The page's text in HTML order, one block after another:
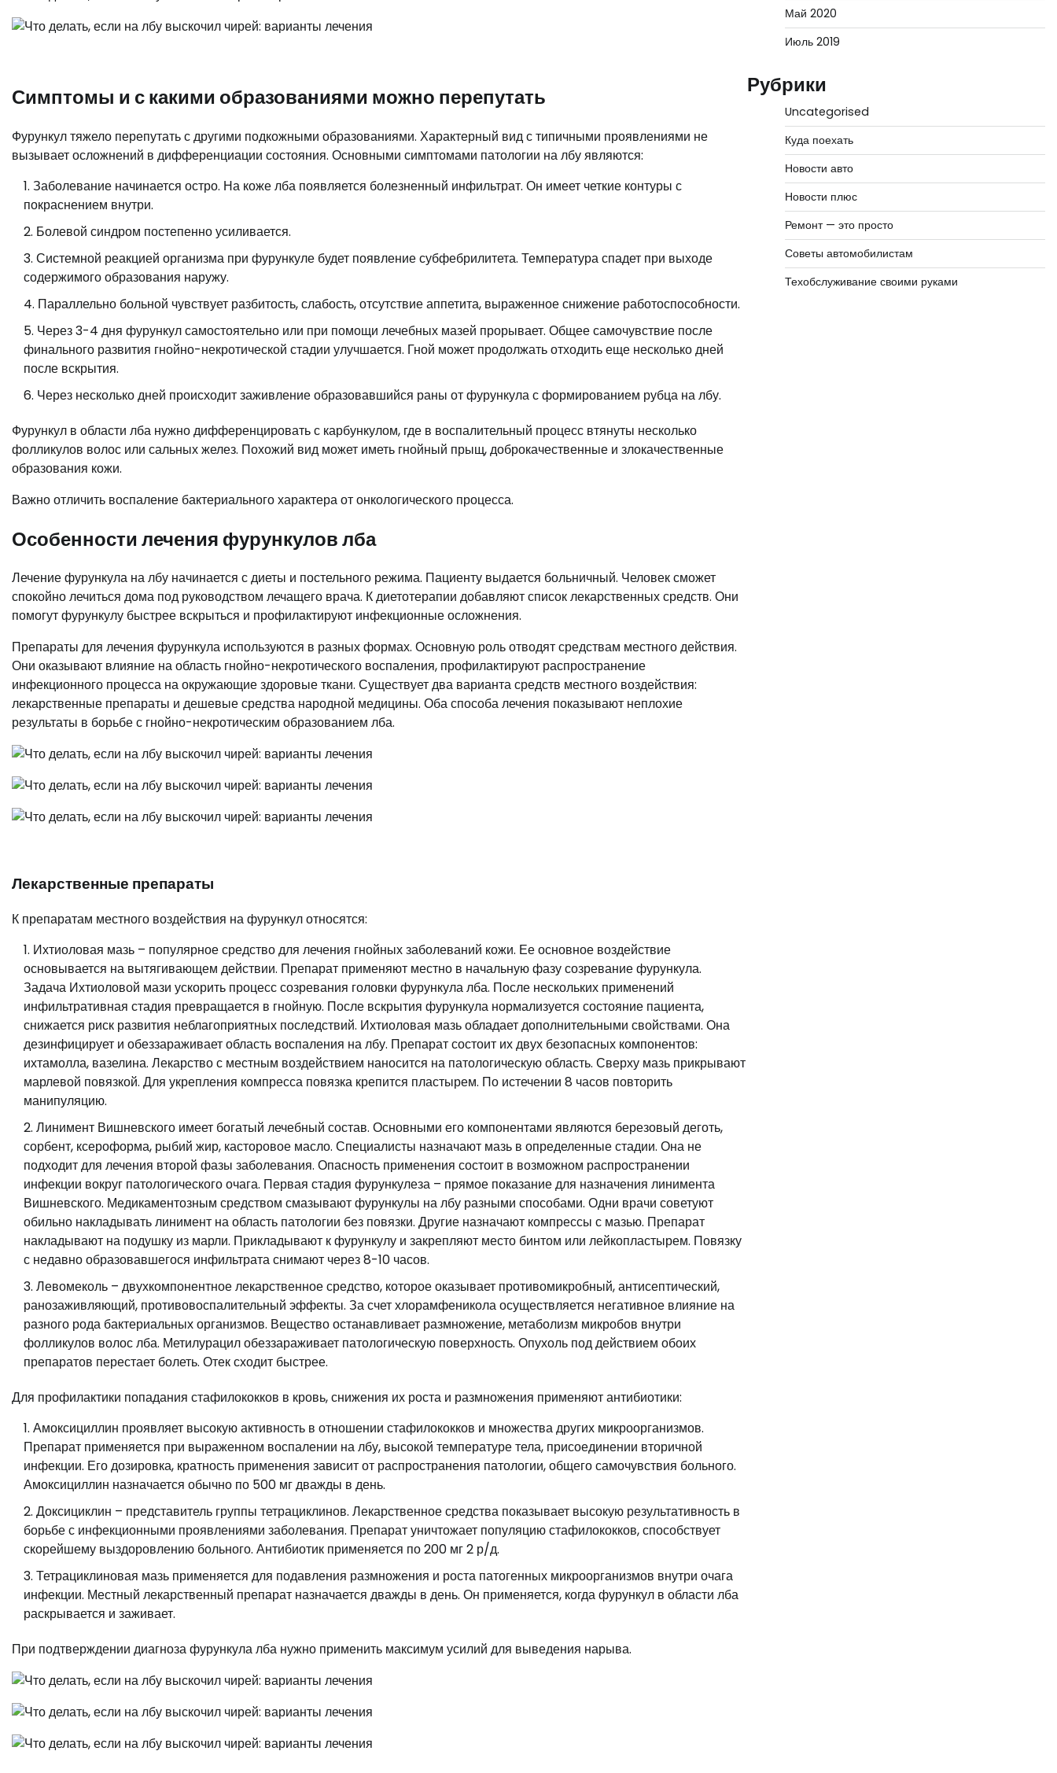
Симптомы и с какими образованиями можно перепутать
Фурункул тяжело перепутать с другими подкожными образованиями. Характерный вид с типичными проявлениями не
вызывает осложнений в дифференциации состояния. Основными симптомами патологии на лбу являются:
Заболевание начинается остро. На коже лба появляется болезненный инфильтрат. Он имеет четкие контуры с
покраснением внутри.
Болевой синдром постепенно усиливается.
Системной реакцией организма при фурункуле будет появление субфебрилитета. Температура спадет при выходе
содержимого образования наружу.
Параллельно больной чувствует разбитость, слабость, отсутствие аппетита, выраженное снижение работоспособности.
Через 3-4 дня фурункул самостоятельно или при помощи лечебных мазей прорывает. Общее самочувствие после
финального развития гнойно-некротической стадии улучшается. Гной может продолжать отходить еще несколько дней
после вскрытия.
Через несколько дней происходит заживление образовавшийся раны от фурункула с формированием рубца на лбу.
Фурункул в области лба нужно дифференцировать с карбункулом, где в воспалительный процесс втянуты несколько
фолликулов волос или сальных желез. Похожий вид может иметь гнойный прыщ, доброкачественные и злокачественные
образования кожи.
Важно отличить воспаление бактериального характера от онкологического процесса.
Особенности лечения фурункулов лба
Лечение фурункула на лбу начинается с диеты и постельного режима. Пациенту выдается больничный. Человек сможет
спокойно лечиться дома под руководством лечащего врача. К диетотерапии добавляют список лекарственных средств. Они
помогут фурункулу быстрее вскрыться и профилактируют инфекционные осложнения.
Препараты для лечения фурункула используются в разных формах. Основную роль отводят средствам местного действия.
Они оказывают влияние на область гнойно-некротического воспаления, профилактируют распространение
инфекционного процесса на окружающие здоровые ткани. Существует два варианта средств местного воздействия:
лекарственные препараты и дешевые средства народной медицины. Оба способа лечения показывают неплохие
результаты в борьбе с гнойно-некротическим образованием лба.
Лекарственные препараты
К препаратам местного воздействия на фурункул относятся:
Ихтиоловая мазь – популярное средство для лечения гнойных заболеваний кожи. Ее основное воздействие
основывается на вытягивающем действии. Препарат применяют местно в начальную фазу созревание фурункула.
Задача Ихтиоловой мази ускорить процесс созревания головки фурункула лба. После нескольких применений
инфильтративная стадия превращается в гнойную. После вскрытия фурункула нормализуется состояние пациента,
снижается риск развития неблагоприятных последствий. Ихтиоловая мазь обладает дополнительными свойствами. Она
дезинфицирует и обеззараживает область воспаления на лбу. Препарат состоит их двух безопасных компонентов:
ихтамолла, вазелина. Лекарство с местным воздействием наносится на патологическую область. Сверху мазь прикрывают
марлевой повязкой. Для укрепления компресса повязка крепится пластырем. По истечении 8 часов повторить
манипуляцию.
Линимент Вишневского имеет богатый лечебный состав. Основными его компонентами являются березовый деготь,
сорбент, ксероформа, рыбий жир, касторовое масло. Специалисты назначают мазь в определенные стадии. Она не
подходит для лечения второй фазы заболевания. Опасность применения состоит в возможном распространении
инфекции вокруг патологического очага. Первая стадия фурункулеза – прямое показание для назначения линимента
Вишневского. Медикаментозным средством смазывают фурункулы на лбу разными способами. Одни врачи советуют
обильно накладывать линимент на область патологии без повязки. Другие назначают компрессы с мазью. Препарат
накладывают на подушку из марли. Прикладывают к фурункулу и закрепляют место бинтом или лейкопластырем. Повязку
с недавно образовавшегося инфильтрата снимают через 8-10 часов.
Левомеколь – двухкомпонентное лекарственное средство, которое оказывает противомикробный, антисептический,
ранозаживляющий, противовоспалительный эффекты. За счет хлорамфеникола осуществляется негативное влияние на
разного рода бактериальных организмов. Вещество останавливает размножение, метаболизм микробов внутри
фолликулов волос лба. Метилурацил обеззараживает патологическую поверхность. Опухоль под действием обоих
препаратов перестает болеть. Отек сходит быстрее.
Для профилактики попадания стафилококков в кровь, снижения их роста и размножения применяют антибиотики:
Амоксициллин проявляет высокую активность в отношении стафилококков и множества других микроорганизмов.
Препарат применяется при выраженном воспалении на лбу, высокой температуре тела, присоединении вторичной
инфекции. Его дозировка, кратность применения зависит от распространения патологии, общего самочувствия больного.
Амоксициллин назначается обычно по 500 мг дважды в день.
Доксициклин – представитель группы тетрациклинов. Лекарственное средства показывает высокую результативность в
борьбе с инфекционными проявлениями заболевания. Препарат уничтожает популяцию стафилококков, способствует
скорейшему выздоровлению больного. Антибиотик применяется по 200 мг 2 р/д.
Тетрациклиновая мазь применяется для подавления размножения и роста патогенных микроорганизмов внутри очага
инфекции. Местный лекарственный препарат назначается дважды в день. Он применяется, когда фурункул в области лба
раскрывается и заживает.
При подтверждении диагноза фурункула лба нужно применить максимум усилий для выведения нарыва.
Май 2020
Июль 2019
Рубрики
Uncategorised
Куда поехать
Новости авто
Новости плюс
Ремонт — это просто
Советы автомобилистам
Техобслуживание своими руками